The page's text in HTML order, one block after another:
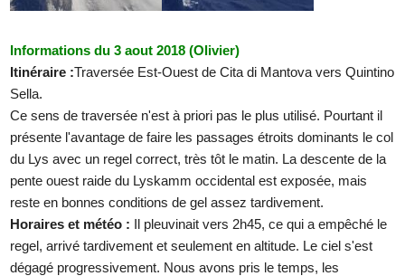
Informations du 3 aout 2018 (Olivier)
Itinéraire :Traversée Est-Ouest de Cita di Mantova vers Quintino
Sella.
Ce sens de traversée n'est à priori pas le plus utilisé. Pourtant il
présente l'avantage de faire les passages étroits dominants le col
du Lys avec un regel correct, très tôt le matin. La descente de la
pente ouest raide du Lyskamm occidental est exposée, mais
reste en bonnes conditions de gel assez tardivement.
Horaires et météo : Il pleuvinait vers 2h45, ce qui a empêché le
regel, arrivé tardivement et seulement en altitude. Le ciel s'est
dégagé progressivement. Nous avons pris le temps, les